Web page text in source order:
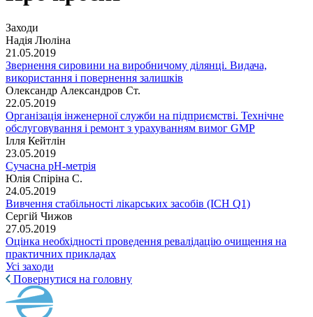
Заходи
Надія Люліна
21.05.2019
Звернення сировини на виробничому ділянці. Видача,
використання і повернення залишків
Олександр Александров Ст.
22.05.2019
Організація інженерної служби на підприємстві. Технічне
обслуговування і ремонт з урахуванням вимог GMP
Ілля Кейтлін
23.05.2019
Сучасна рН-метрія
Юлія Спіріна С.
24.05.2019
Вивчення стабільності лікарських засобів (ICH Q1)
Сергій Чижов
27.05.2019
Оцінка необхідності проведення ревалідацію очищення на
практичних прикладах
Усі заходи
Повернутися на головну